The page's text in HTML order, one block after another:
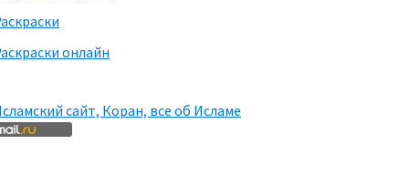
онлайн
сайт, Коран, все об Исламе